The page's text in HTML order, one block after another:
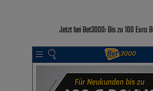
Jetzt bei Bet3000: Bis zu 100 Euro